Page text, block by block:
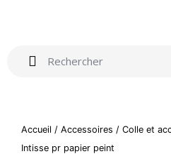
Accueil / Accessoires / Colle et
Intisse pr papier peint